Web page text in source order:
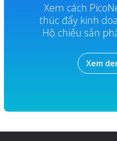
Xem cách
thúc đẩy kinh
Hộ chiếu sản
Xem